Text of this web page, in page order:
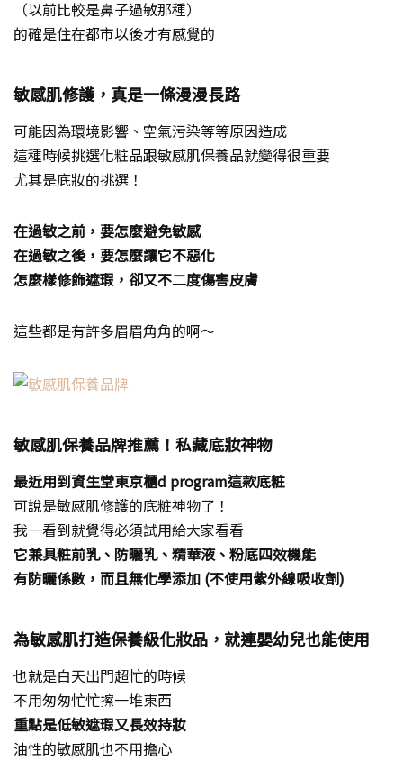
（以前比較是鼻子過敏那種）
的確是住在都市以後才有感覺的
敏感肌修護，真是一條漫漫長路
可能因為環境影響、空氣污染等等原因造成
這種時候挑選化粧品跟敏感肌保養品就變得很重要
尤其是底妝的挑選！
在過敏之前，要怎麼避免敏感
在過敏之後，要怎麼讓它不惡化
怎麼樣修飾遮瑕，卻又不二度傷害皮膚
這些都是有許多眉眉角角的啊～
敏感肌保養品牌推薦！私藏底妝神物
最近用到資生堂東京櫃d program這款底粧
可說是敏感肌修護的底粧神物了！
我一看到就覺得必須試用給大家看看
它兼具粧前乳、防曬乳、精華液、粉底四效機能
有防曬係數，而且無化學添加 (不使用紫外線吸收劑)
為敏感肌打造保養級化妝品，就連嬰幼兒也能使用
也就是白天出門超忙的時候
不用匆匆忙忙擦一堆東西
重點是低敏遮瑕又長效持妝
油性的敏感肌也不用擔心